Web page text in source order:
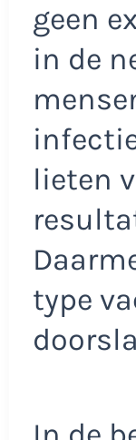
geen
in de
lieten
type